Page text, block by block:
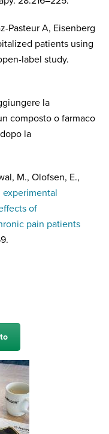
Pasteur A, Eisenberg
patients using
label study.
la
composto o farmaco
la
M., Olofsen, E.,
experimental
of
pain patients